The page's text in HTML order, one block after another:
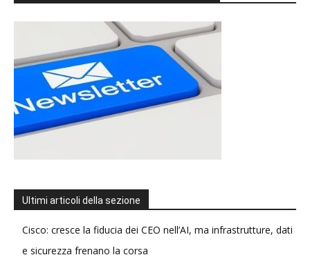
Ultimi articoli della sezione
Cisco: cresce la fiducia dei CEO nell’AI, ma infrastrutture, dati
e sicurezza frenano la corsa